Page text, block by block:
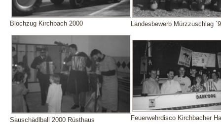
Blochzug Kirchbach 2000 Landesbewerb Mürzzuschlag
Sauschädlball 2000 Rüsthaus Feuerwehrdisco Kirchbacher